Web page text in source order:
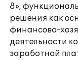
8»,
решения как
финансово-
деятельности
заработной